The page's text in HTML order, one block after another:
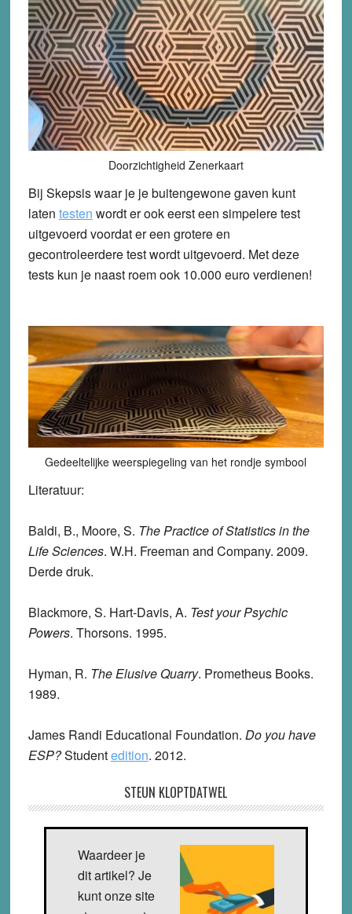
Doorzichtigheid Zenerkaart
Bij Skepsis waar je je buitengewone gaven kunt
laten testen wordt er ook eerst een simpelere test
uitgevoerd voordat er een grotere en
gecontroleerdere test wordt uitgevoerd. Met deze
tests kun je naast roem ook 10.000 euro verdienen!
Gedeeltelijke weerspiegeling van het rondje symbool
Literatuur:
Baldi, B., Moore, S. The Practice of Statistics in the
Life Sciences. W.H. Freeman and Company. 2009.
Derde druk.
Blackmore, S. Hart-Davis, A. Test your Psychic
Powers. Thorsons. 1995.
Hyman, R. The Elusive Quarry. Prometheus Books.
1989.
James Randi Educational Foundation. Do you have
ESP?Studentedition. 2012.
STEUN KLOPTDATWEL
Waardeer je
dit artikel? Je
kunt onze site